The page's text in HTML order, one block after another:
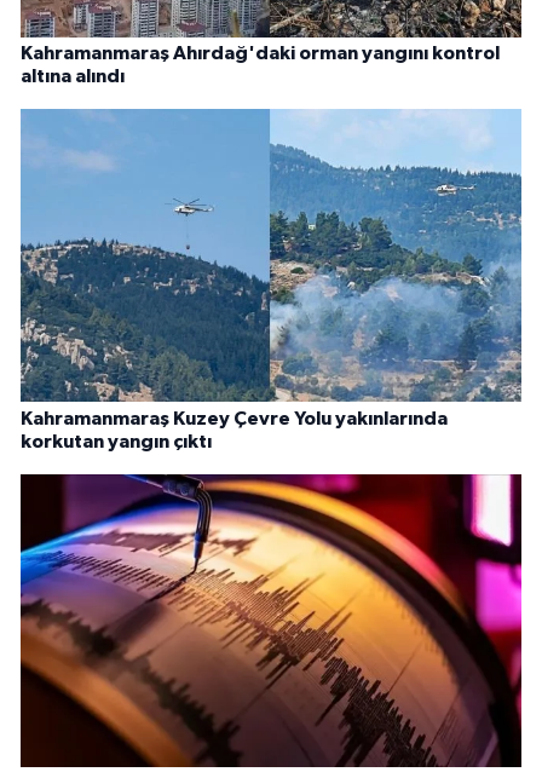
Kahramanmaraş Ahırdağ'daki orman yangını kontrol
altına alındı
Kahramanmaraş Kuzey Çevre Yolu yakınlarında
korkutan yangın çıktı